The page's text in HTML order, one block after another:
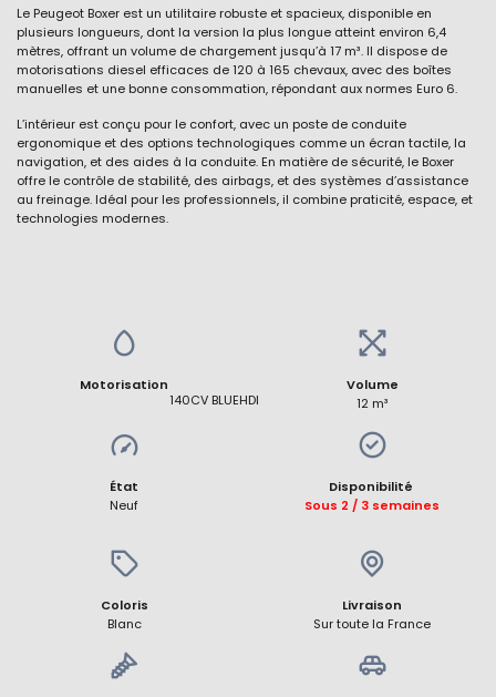
Le Peugeot Boxer est un utilitaire robuste et spacieux, disponible en
plusieurs longueurs, dont la version la plus longue atteint environ 6,4
mètres, offrant un volume de chargement jusqu’à 17 m³. Il dispose de
motorisations diesel efficaces de 120 à 165 chevaux, avec des boîtes
manuelles et une bonne consommation, répondant aux normes Euro 6.
L’intérieur est conçu pour le confort, avec un poste de conduite
ergonomique et des options technologiques comme un écran tactile, la
navigation, et des aides à la conduite. En matière de sécurité, le Boxer
offre le contrôle de stabilité, des airbags, et des systèmes d’assistance
au freinage. Idéal pour les professionnels, il combine praticité, espace, et
technologies modernes.
Motorisation
                                              140CV BLUEHDI
Volume
12 m³
État
Neuf
Disponibilité
Sous 2 / 3 semaines
Coloris
Blanc
Livraison
Sur toute la France